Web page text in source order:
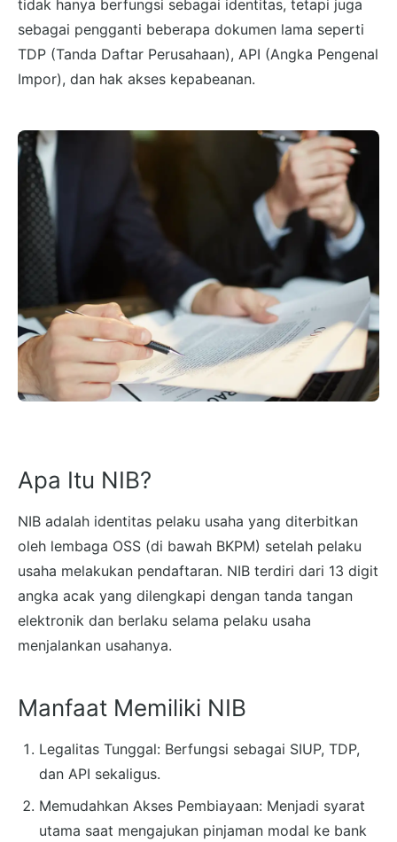
tidak hanya berfungsi sebagai identitas, tetapi juga
sebagai pengganti beberapa dokumen lama seperti
TDP (Tanda Daftar Perusahaan), API (Angka Pengenal
Impor), dan hak akses kepabeanan.
Apa Itu NIB?
NIB adalah identitas pelaku usaha yang diterbitkan
oleh lembaga OSS (di bawah BKPM) setelah pelaku
usaha melakukan pendaftaran. NIB terdiri dari 13 digit
angka acak yang dilengkapi dengan tanda tangan
elektronik dan berlaku selama pelaku usaha
menjalankan usahanya.
Manfaat Memiliki NIB
Legalitas Tunggal: Berfungsi sebagai SIUP, TDP,
dan API sekaligus.
Memudahkan Akses Pembiayaan: Menjadi syarat
utama saat mengajukan pinjaman modal ke bank